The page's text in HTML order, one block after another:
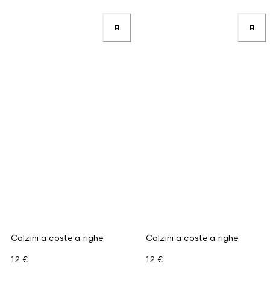
Calzini a coste a righe
12 €
Calzini a coste a righe
12 €